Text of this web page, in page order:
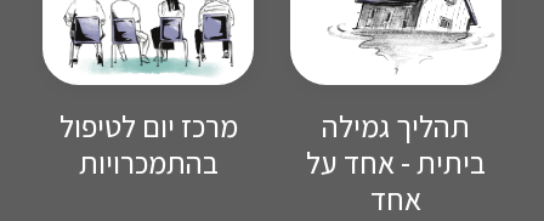
תהליך גמילה
ביתית - אחד על
אחד
מרכז יום לטיפול
בהתמכרויות